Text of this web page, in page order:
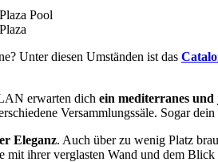
Unter diesen Umständen ist das
erwarten dich ein mediterranes und
Versammlungssäle. Sogar
Eleganz. Auch über zu wenig Platz
mit ihrer verglasten Wand und dem Blick